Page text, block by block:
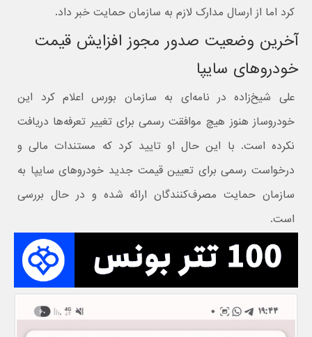
کرد اما از ارسال مدارک لازم به سازمان حمایت خبر داد.
آخرین وضعیت صدور مجوز افزایش قیمت
خودروهای سایپا
علی شیخ‌زاده در نامه‌ای به سازمان بورس اعلام کرد این
خودروساز هنوز هیچ موافقت رسمی برای تغییر تعرفه‌ها دریافت
نکرده است. با این حال او تایید کرد که مستندات مالی و
درخواست رسمی برای تعیین قیمت جدید خودروهای سایپا به
سازمان حمایت مصرف‌کنندگان ارائه شده و در حال بررسی
است.